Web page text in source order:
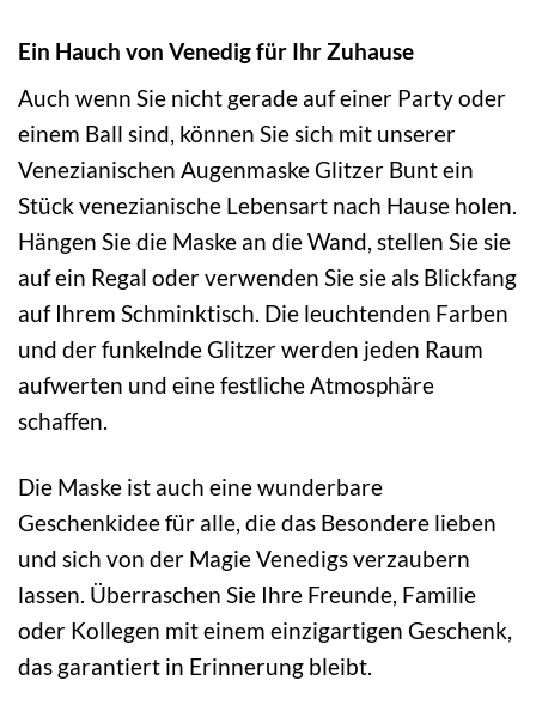
Ein Hauch von Venedig für Ihr Zuhause
Auch wenn Sie nicht gerade auf einer Party oder
einem Ball sind, können Sie sich mit unserer
Venezianischen Augenmaske Glitzer Bunt ein
Stück venezianische Lebensart nach Hause holen.
Hängen Sie die Maske an die Wand, stellen Sie sie
auf ein Regal oder verwenden Sie sie als Blickfang
auf Ihrem Schminktisch. Die leuchtenden Farben
und der funkelnde Glitzer werden jeden Raum
aufwerten und eine festliche Atmosphäre
schaffen.
Die Maske ist auch eine wunderbare
Geschenkidee für alle, die das Besondere lieben
und sich von der Magie Venedigs verzaubern
lassen. Überraschen Sie Ihre Freunde, Familie
oder Kollegen mit einem einzigartigen Geschenk,
das garantiert in Erinnerung bleibt.